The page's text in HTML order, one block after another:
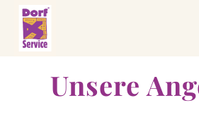
Unsere